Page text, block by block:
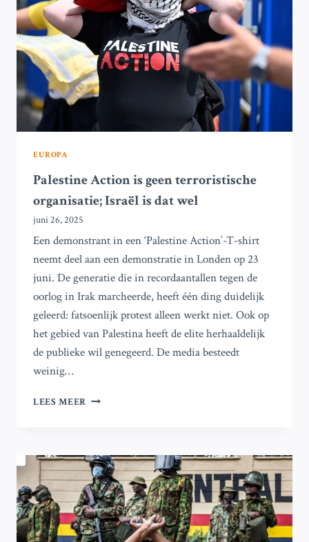
ONDERNEEMT
ACTIE
TEGEN
ISRAËL
EUROPA
Palestine Action is geen terroristische
organisatie; Israël is dat wel
juni 26, 2025
Een demonstrant in een ‘Palestine Action’-T-shirt
neemt deel aan een demonstratie in Londen op 23
juni. De generatie die in recordaantallen tegen de
oorlog in Irak marcheerde, heeft één ding duidelijk
geleerd: fatsoenlijk protest alleen werkt niet. Ook op
het gebied van Palestina heeft de elite herhaaldelijk
de publieke wil genegeerd. De media besteedt
weinig…
LEES MEER PALESTINE
TERRORISTISCHE
ORGANISATIE;
ISRAËL
IS
DAT
WEL